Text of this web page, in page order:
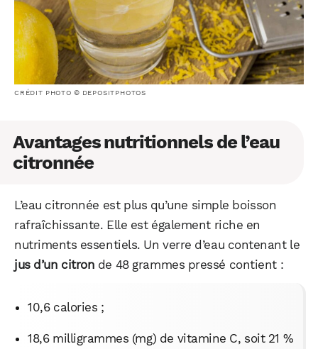
CRÉDIT PHOTO © DEPOSITPHOTOS
Avantages nutritionnels de l’eau
citronnée
L’eau citronnée est plus qu’une simple boisson
rafraîchissante. Elle est également riche en
nutriments essentiels. Un verre d’eau contenant le
jus d’un citron de 48 grammes pressé contient :
10,6 calories ;
18,6 milligrammes (mg) de vitamine C, soit 21 %